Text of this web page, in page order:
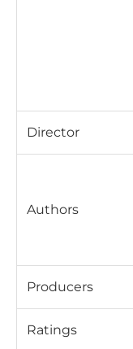
Director
Authors
Producers
Ratings